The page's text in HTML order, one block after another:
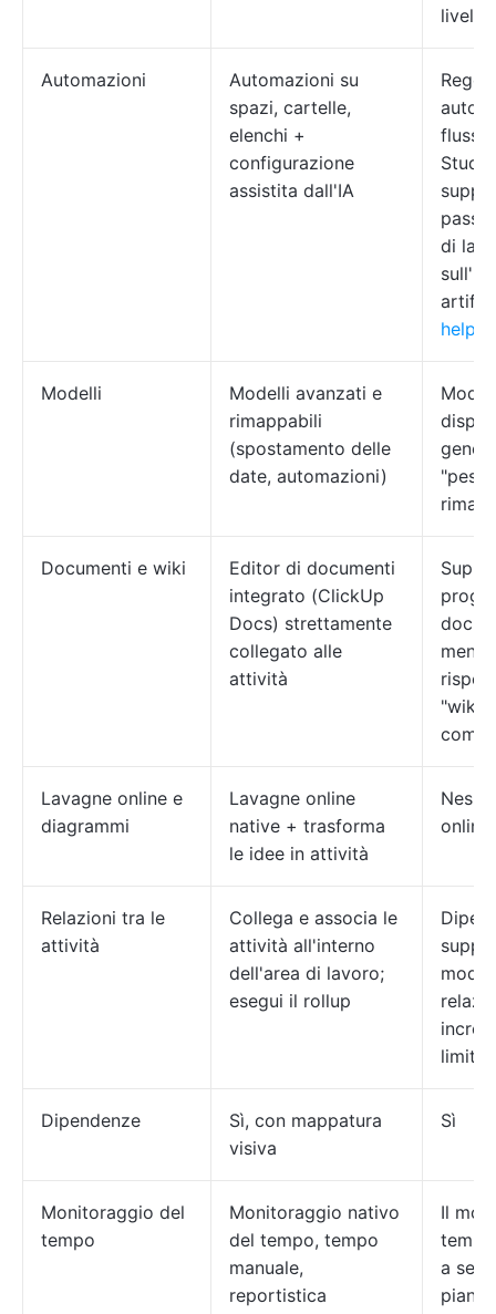
livello.
Automazioni
Automazioni su
spazi, cartelle,
elenchi +
configurazione
assistita dall'IA
flusso
di
Modelli
Modelli avanzati e
rimappabili
(spostamento delle
date, automazioni)
Documenti e wiki
Editor di documenti
integrato (ClickUp
Docs) strettamente
collegato alle
attività
meno
"wiki
Lavagne online e
diagrammi
Lavagne online
native + trasforma
le idee in attività
online
Relazioni tra le
attività
Collega e associa le
attività all'interno
dell'area di lavoro;
esegui il rollup
Dipendenze
Sì, con mappatura
visiva
Sì
Monitoraggio del
tempo
Monitoraggio nativo
del tempo, tempo
manuale,
reportistica
Il
a